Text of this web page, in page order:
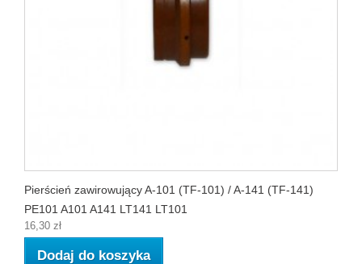
Pierścień zawirowujący A-101 (TF-101) / A-141 (TF-141)
PE101 A101 A141 LT141 LT101
16,30 zł
Dodaj do koszyka